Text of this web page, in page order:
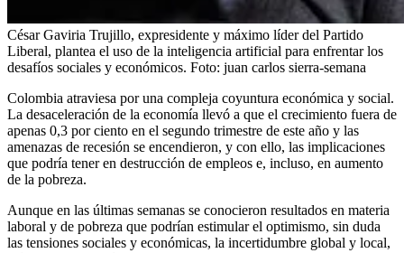
César Gaviria Trujillo, expresidente y máximo líder del Partido
Liberal, plantea el uso de la inteligencia artificial para enfrentar los
desafíos sociales y económicos. Foto: juan carlos sierra-semana
Colombia atraviesa por una compleja coyuntura económica y social.
La desaceleración de la economía llevó a que el crecimiento fuera de
apenas 0,3 por ciento en el segundo trimestre de este año y las
amenazas de recesión se encendieron, y con ello, las implicaciones
que podría tener en destrucción de empleos e, incluso, en aumento
de la pobreza.
Aunque en las últimas semanas se conocieron resultados en materia
laboral y de pobreza que podrían estimular el optimismo, sin duda
las tensiones sociales y económicas, la incertidumbre global y local,